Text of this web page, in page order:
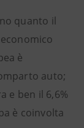
quanto il
è
auto;
e ben il 6,6%
è coinvolta